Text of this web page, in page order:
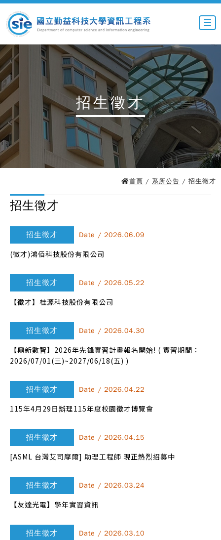
招生徵才
首頁 / 系所公告 / 招生徵才
招生徵才
招生徵才 Date / 2026.06.09
(徵才)鴻佰科技股份有限公司
招生徵才 Date / 2026.05.22
【徵才】桂源科技股份有限公司
招生徵才 Date / 2026.04.30
【鼎新數智】2026年先鋒實習計畫報名開始! ( 實習期間：
2026/07/01(三)~2027/06/18(五) )
招生徵才 Date / 2026.04.22
115年4月29日辦理115年度校園徵才博覽會
招生徵才 Date / 2026.04.15
[ASML 台灣艾司摩爾] 助理工程師 現正熱烈招募中
招生徵才 Date / 2026.03.24
【友達光電】學年實習資訊
招生徵才 Date / 2026.03.10